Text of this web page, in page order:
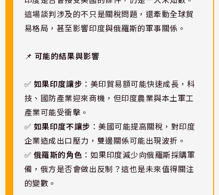
這場談判涉及的不只是關稅問題，還牽動全球貿
易格局，甚至影響印度與俄羅斯的軍事關係。
📌 可能的結果與影響
✅ 如果印度讓步 ：美印貿易額可能快速成長，科
技、國防產業迎來商機，但印度農業與本土軍工
產業可能受衝擊。
✅ 如果印度不讓步 ：美國可能提高關稅，對印度
企業造成出口壓力，雙邊關係可能出現波折。
✅ 俄羅斯的角色 ：如果印度減少向俄羅斯採購軍
備，俄方是否會做出反制？這也是未來值得關注
的變數。